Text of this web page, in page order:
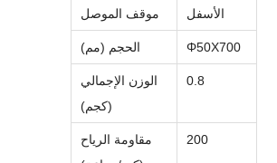
موقف الموصل الأسفل
الحجم (مم) Φ50X700
الوزن الإجمالي
(كجم)
0.8
مقاومة الرياح
200